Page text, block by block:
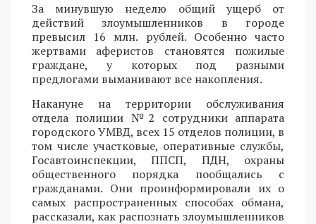
За минувшую неделю общий ущерб от
действий злоумышленников в городе
превысил 16 млн. рублей. Особенно часто
жертвами аферистов становятся пожилые
граждане, у которых под разными
предлогами выманивают все накопления.
Накануне на территории обслуживания
отдела полиции №2 сотрудники аппарата
городского УМВД, всех 15 отделов полиции, в
том числе участковые, оперативные службы,
Госавтоинспекции, ППСП, ПДН, охраны
общественного порядка пообщались с
гражданами. Они проинформировали их о
самых распространенных способах обмана,
рассказали, как распознать злоумышленников